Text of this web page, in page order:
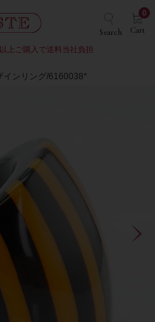
Search Cart
0
上ご購入で送料当社負担
ンリング/6160038*